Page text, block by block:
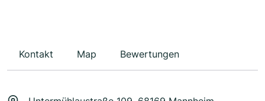
Kontakt Map Bewertungen